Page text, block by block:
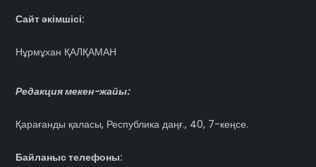
Сайт әкімшісі:
Нұрмұхан ҚАЛҚАМАН
Редакция мекен-жайы:
Қарағанды қаласы, Республика даңғ., 40, 7-кеңсе.
Байланыс телефоны: